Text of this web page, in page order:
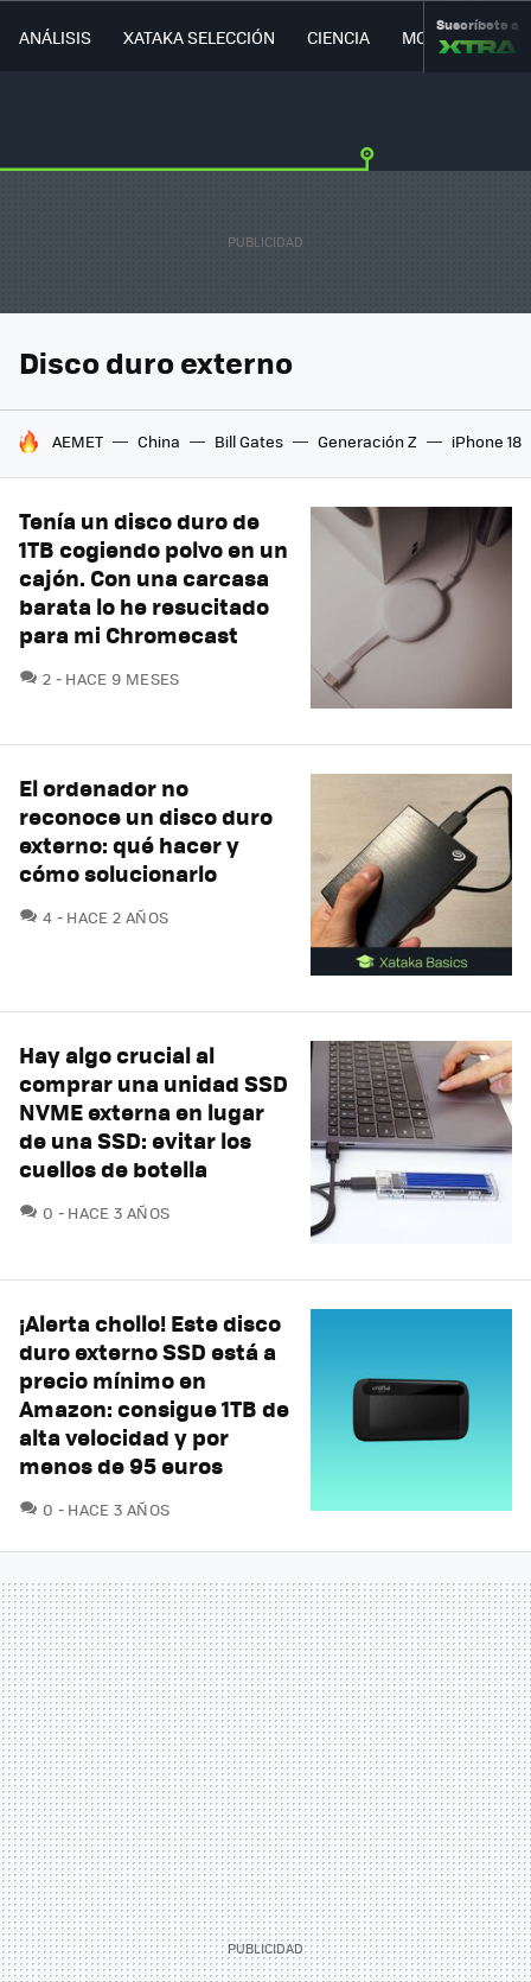
ANÁLISIS XATAKA SELECCIÓN CIENCIA MOVILIDAD
Suscríbete a
Disco duro externo
HOY SE HABLA DE
AEMET China Bill Gates Generación Z iPhone 18
Tenía un disco duro de
1TB cogiendo polvo en un
cajón. Con una carcasa
barata lo he resucitado
para mi Chromecast
2 COMENTARIOS
HACE 9 MESES
El ordenador no
reconoce un disco duro
externo: qué hacer y
cómo solucionarlo
4 COMENTARIOS
HACE 2 AÑOS
Hay algo crucial al
comprar una unidad SSD
NVME externa en lugar
de una SSD: evitar los
cuellos de botella
0 COMENTARIOS
HACE 3 AÑOS
¡Alerta chollo! Este disco
duro externo SSD está a
precio mínimo en
Amazon: consigue 1TB de
alta velocidad y por
menos de 95 euros
0 COMENTARIOS
HACE 3 AÑOS